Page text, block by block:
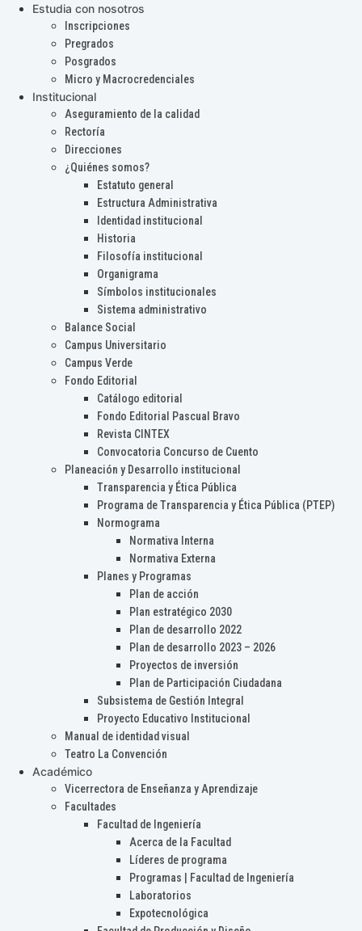
Estudia con nosotros
Inscripciones
Pregrados
Posgrados
Micro y Macrocredenciales
Institucional
Aseguramiento de la calidad
Rectoría
Direcciones
¿Quiénes somos?
Estatuto general
Estructura Administrativa
Identidad institucional
Historia
Filosofía institucional
Organigrama
Símbolos institucionales
Sistema administrativo
Balance Social
Campus Universitario
Campus Verde
Fondo Editorial
Catálogo editorial
Fondo Editorial Pascual Bravo
Revista CINTEX
Convocatoria Concurso de Cuento
Planeación y Desarrollo institucional
Transparencia y Ética Pública
Programa de Transparencia y Ética Pública (PTEP)
Normograma
Normativa Interna
Normativa Externa
Planes y Programas
Plan de acción
Plan estratégico 2030
Plan de desarrollo 2022
Plan de desarrollo 2023 – 2026
Proyectos de inversión
Plan de Participación Ciudadana
Subsistema de Gestión Integral
Proyecto Educativo Institucional
Manual de identidad visual
Teatro La Convención
Académico
Vicerrectora de Enseñanza y Aprendizaje
Facultades
Facultad de Ingeniería
Acerca de la Facultad
Líderes de programa
Programas | Facultad de Ingeniería
Laboratorios
Expotecnológica